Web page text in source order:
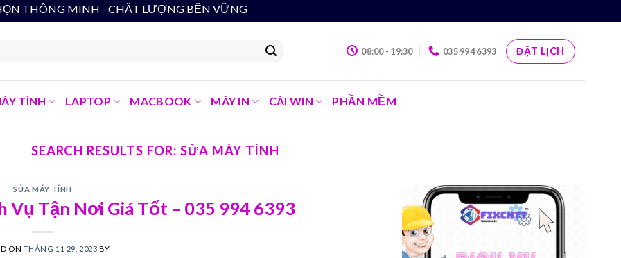
- CHẤT LƯỢNG BỀN VỮNG
08:00 - 19:30 035 994 6393 ĐẶT LỊCH
TÍNH LAPTOP MACBOOK MÁY IN CÀI WIN PHẦN MỀM
SEARCH RESULTS FOR:SỬA MÁY TÍNH
SỬA MÁY TÍNH
Vụ Tận Nơi Giá Tốt – 035 994 6393
ON THÁNG 11 29, 2023 BY